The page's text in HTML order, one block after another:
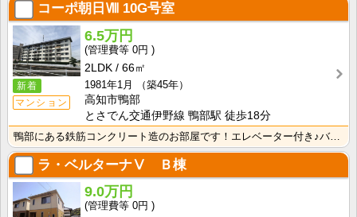
コーポ朝日Ⅷ 10G号室
新着
マンション
6.5万円
0円
2LDK
66㎡
1981年1月
（築45年）
高知市鴨部
とさでん交通伊野線 鴨部駅 徒歩18分
鴨部にある鉄筋コンクリート造のお部屋です！エレベーター付き♪バス・トイレ別なので、ゆったり湯船に浸か･･･
ラ・ベルターナⅤ Ｂ棟
9.0万円
0円